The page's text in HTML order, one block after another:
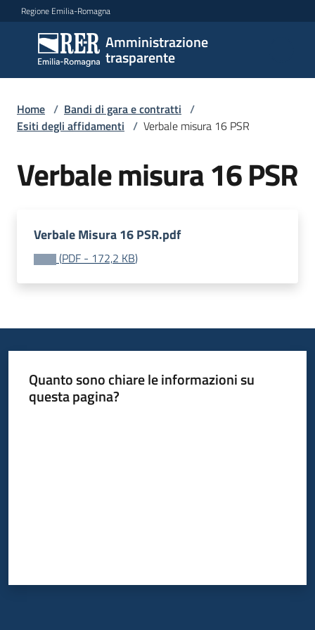
Vai al contenuto
Vai alla navigazione
Vai al footer
Regione Emilia-Romagna
Amministrazione
trasparente
Amministrazione
trasparente
Sottosezioni
Accesso
Home / Bandi di gara e contratti /
Esiti degli affidamenti / Verbale misura 16 PSR
Verbale misura 16 PSR
Verbale Misura 16 PSR.pdf
(PDF - 172,2 KB)
Quanto sono chiare le informazioni su
questa pagina?